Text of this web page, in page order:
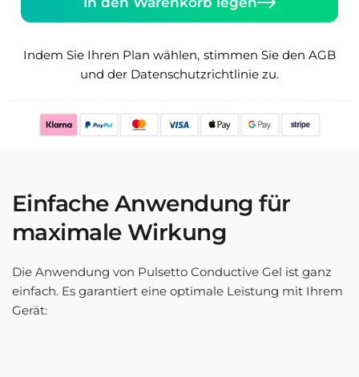
Indem Sie Ihren Plan wählen, stimmen Sie den AGB
und der Datenschutzrichtlinie zu.
Einfache Anwendung für
maximale Wirkung
Die Anwendung von Pulsetto Conductive Gel ist ganz
einfach. Es garantiert eine optimale Leistung mit Ihrem
Gerät: